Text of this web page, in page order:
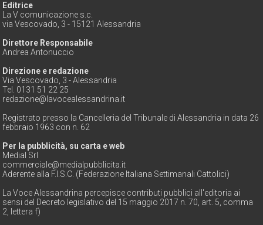
Editrice
La V comunicazione s.c.
via Vescovado, 3 - 15121 Alessandria
Direttore Responsabile
Andrea Antonuccio
Direzione e redazione
Via Vescovado, 3 - Alessandria
Tel. 0131 51 22 25
redazione@lavocealessandrina.it
Registrato presso la Cancelleria del Tribunale di Alessandria in data 26
febbraio 1963 con n. 62
Per la pubblicità, su carta e web
Medial Srl
commerciale@medialpubblicita.it
Aderente alla F.I.S.C. (Federazione Italiana Settimanali Cattolici)
La Voce Alessandrina percepisce contributi pubblici all'editoria ai
sensi del Decreto legislativo del 15 maggio 2017 n. 70, art. 5, comma
2, lettera f)